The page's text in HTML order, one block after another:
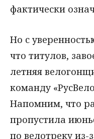
фактически
Но с
что титулов,
летняя
команду
Напомним, что
пропустила
по велотреку из-